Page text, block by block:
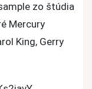
zo štúdia
Mercury
King, Gerry